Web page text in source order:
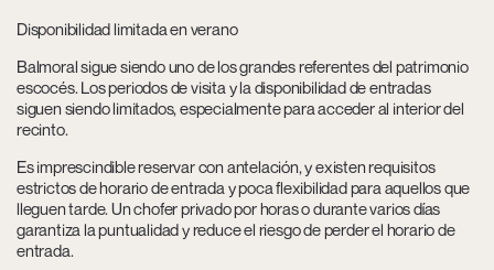
Disponibilidad limitada en verano
Balmoral sigue siendo uno de los grandes referentes del patrimonio
escocés. Los periodos de visita y la disponibilidad de entradas
siguen siendo limitados, especialmente para acceder al interior del
recinto.
Es imprescindible reservar con antelación, y existen requisitos
estrictos de horario de entrada y poca flexibilidad para aquellos que
lleguen tarde. Un chofer privado por horas o durante varios días
garantiza la puntualidad y reduce el riesgo de perder el horario de
entrada.